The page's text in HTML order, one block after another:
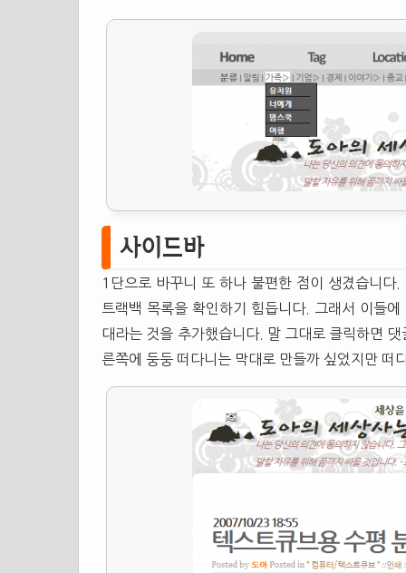
사이드바
1단으로 바꾸니 또 하나 불편한 점이 생겼습니
트랙백 목록을 확인하기 힘듭니다. 그래서 이들
대라는 것을 추가했습니다. 말 그대로 클릭하면
른쪽에 둥둥 떠다니는 막대로 만들까 싶었지만 떠